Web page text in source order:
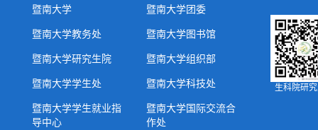
暨南大学
暨南大学教务处
暨南大学研究生院
暨南大学学生处
暨南大学学生就业指
导中心
暨南大学团委
暨南大学图书馆
暨南大学组织部
暨南大学科技处
暨南大学国际交流合
作处
生科院研